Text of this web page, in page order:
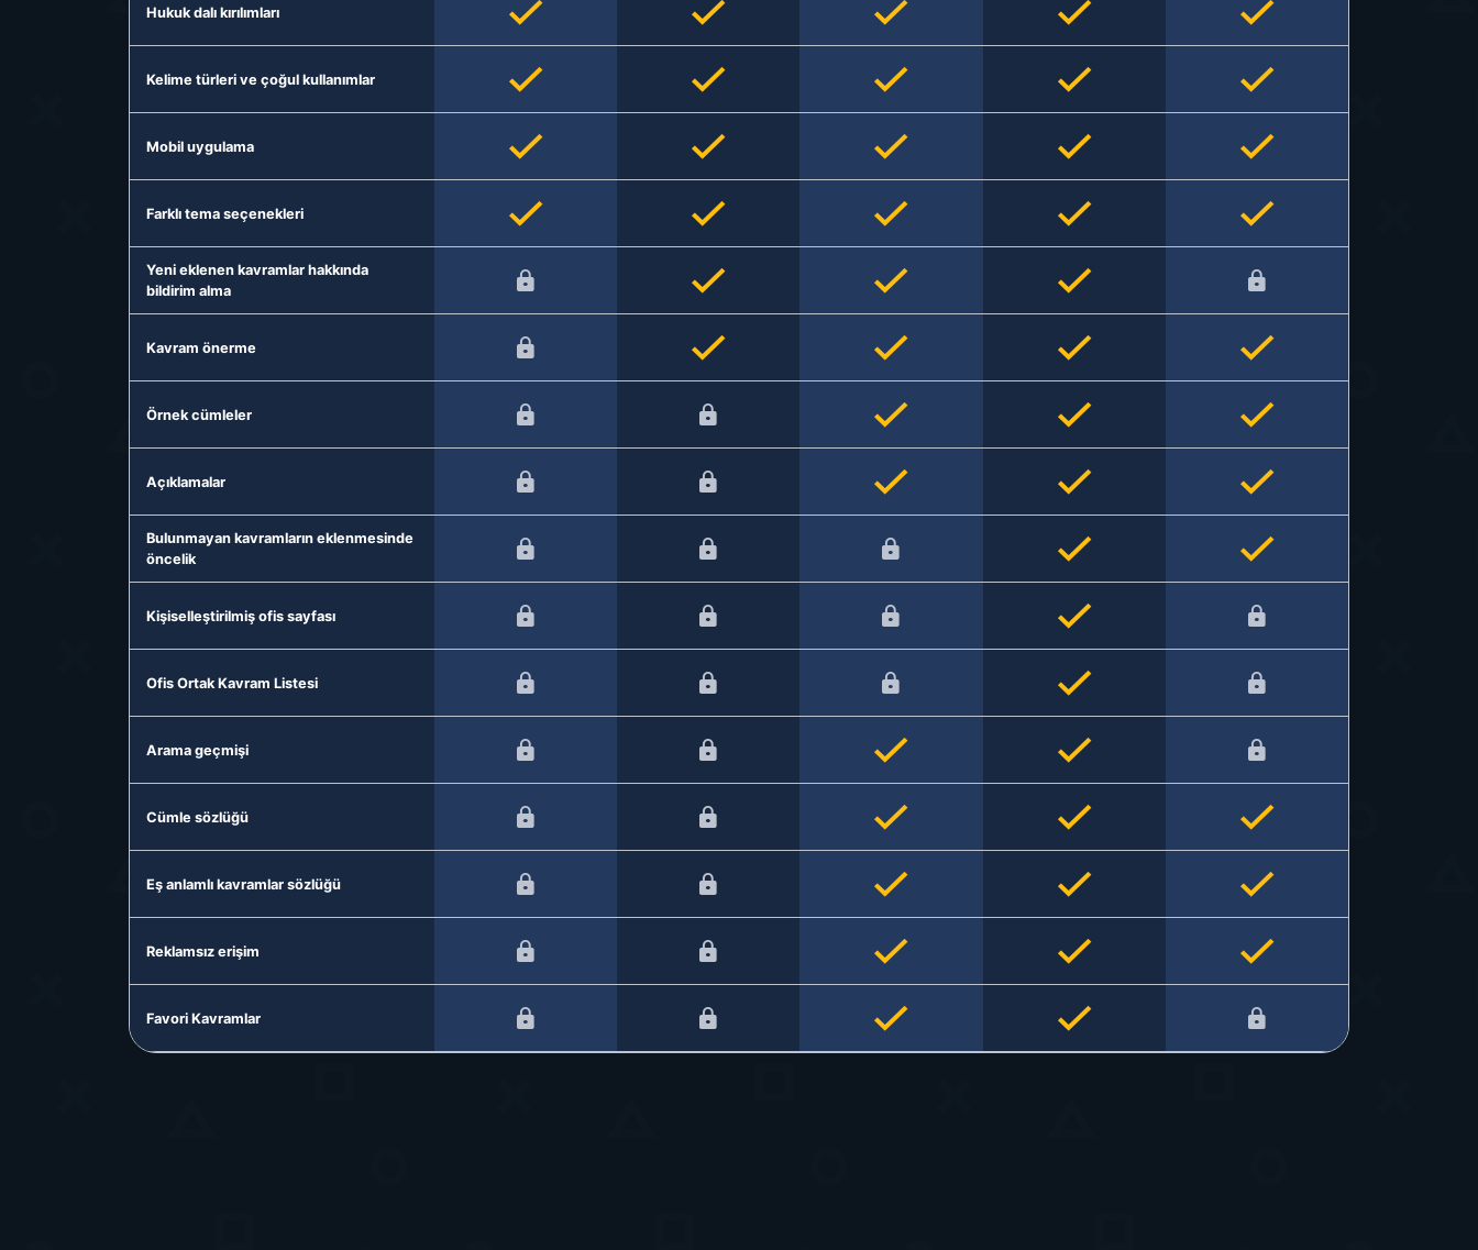
Hukuk dalı kırılımları
Kelime türleri ve çoğul kullanımlar
Mobil uygulama
Farklı tema seçenekleri
Yeni eklenen kavramlar hakkında
bildirim alma
Kavram önerme
Örnek cümleler
Açıklamalar
Bulunmayan kavramların eklenmesinde
öncelik
Kişiselleştirilmiş ofis sayfası
Ofis Ortak Kavram Listesi
Arama geçmişi
Cümle sözlüğü
Eş anlamlı kavramlar sözlüğü
Reklamsız erişim
Favori Kavramlar